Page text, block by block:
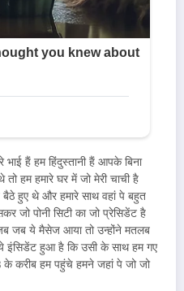
भाई हैं हम हिंदुस्तानी हैं आपके बिना
हम हमारे घर में जो मेरी चाची है
हुए थे और हमारे साथ वहां पे बहुत
जो पोनी सिटी का जो प्रेसिडेंट है
जब जब ये मैसेज आया तो उन्होंने मतलब
इंसिडेंट हुआ है कि उसी के साथ हम गए
करीब हम पहुंचे हमने जहां पे जो जो